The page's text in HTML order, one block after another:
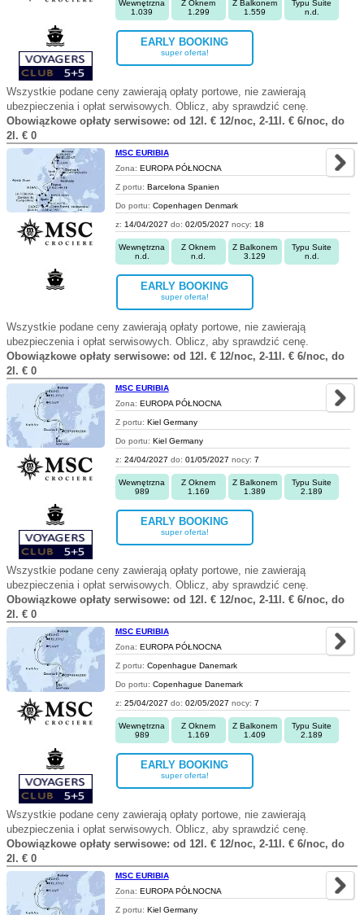
Wewnętrzna
1.039
Z Oknem
1.299
Z Balkonem
1.559
Typu Suite
n.d.
EARLY BOOKING
super oferta!
Wszystkie podane ceny zawierają opłaty portowe, nie zawierają
ubezpieczenia i opłat serwisowych. Oblicz, aby sprawdzić cenę.
Obowiązkowe opłaty serwisowe: od 12l. € 12/noc, 2-11l. € 6/noc, do
2l. € 0
MSC EURIBIA
Zona: EUROPA PÓŁNOCNA
Z portu: Barcelona Spanien
Do portu: Copenhagen Denmark
z: 14/04/2027 do: 02/05/2027 nocy: 18
Wewnętrzna
n.d.
Z Oknem
n.d.
Z Balkonem
3.129
Typu Suite
n.d.
EARLY BOOKING
super oferta!
Wszystkie podane ceny zawierają opłaty portowe, nie zawierają
ubezpieczenia i opłat serwisowych. Oblicz, aby sprawdzić cenę.
Obowiązkowe opłaty serwisowe: od 12l. € 12/noc, 2-11l. € 6/noc, do
2l. € 0
MSC EURIBIA
Zona: EUROPA PÓŁNOCNA
Z portu: Kiel Germany
Do portu: Kiel Germany
z: 24/04/2027 do: 01/05/2027 nocy: 7
Wewnętrzna
989
Z Oknem
1.169
Z Balkonem
1.389
Typu Suite
2.189
EARLY BOOKING
super oferta!
Wszystkie podane ceny zawierają opłaty portowe, nie zawierają
ubezpieczenia i opłat serwisowych. Oblicz, aby sprawdzić cenę.
Obowiązkowe opłaty serwisowe: od 12l. € 12/noc, 2-11l. € 6/noc, do
2l. € 0
MSC EURIBIA
Zona: EUROPA PÓŁNOCNA
Z portu: Copenhague Danemark
Do portu: Copenhague Danemark
z: 25/04/2027 do: 02/05/2027 nocy: 7
Wewnętrzna
989
Z Oknem
1.169
Z Balkonem
1.409
Typu Suite
2.189
EARLY BOOKING
super oferta!
Wszystkie podane ceny zawierają opłaty portowe, nie zawierają
ubezpieczenia i opłat serwisowych. Oblicz, aby sprawdzić cenę.
Obowiązkowe opłaty serwisowe: od 12l. € 12/noc, 2-11l. € 6/noc, do
2l. € 0
MSC EURIBIA
Zona: EUROPA PÓŁNOCNA
Z portu: Kiel Germany